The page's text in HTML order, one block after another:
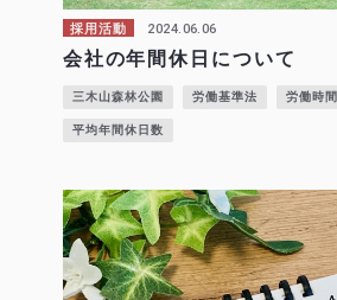
採用活動 2024.06.06
会社の年間休日について
三木山森林公園 労働基準法 労働時間
平均年間休日数